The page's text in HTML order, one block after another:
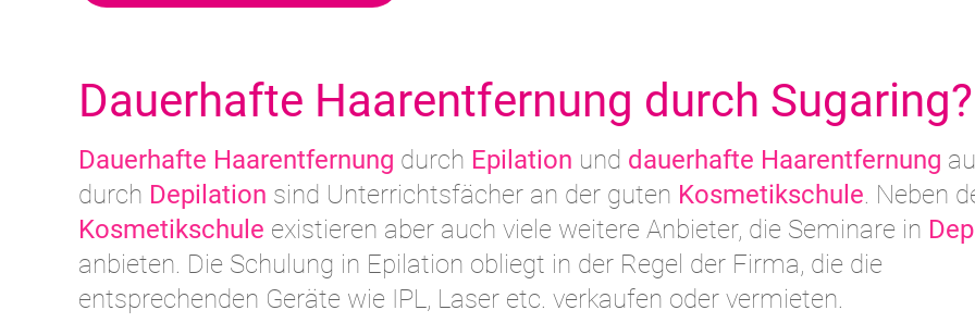
Dauerhafte Haarentfernung durch Sugaring?
Dauerhafte Haarentfernung durch Epilation und dauerhafte Haarentfernung
durch Depilation sind Unterrichtsfächer an der guten Kosmetikschule. Neben
Kosmetikschule existieren aber auch viele weitere Anbieter, die Seminare in
anbieten. Die Schulung in Epilation obliegt in der Regel der Firma, die die
entsprechenden Geräte wie IPL, Laser etc. verkaufen oder vermieten.